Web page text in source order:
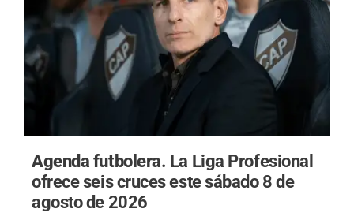
Agenda futbolera. La Liga Profesional
ofrece seis cruces este sábado 8 de
agosto de 2026